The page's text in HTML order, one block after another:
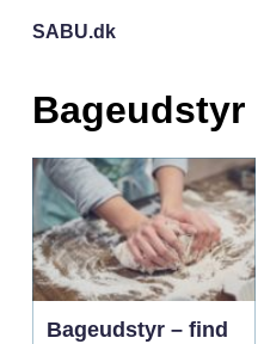
SABU.dk
Bageudstyr
Bageudstyr – find